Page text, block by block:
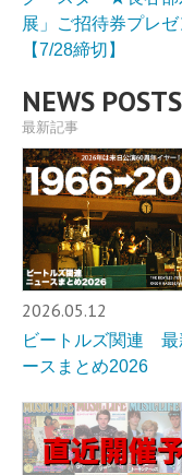
展」ご招待券プレゼ
【7/28締切】
NEWS POSTS
最新記事
2026.05.12
ビートルズ関連 最
ースまとめ2026